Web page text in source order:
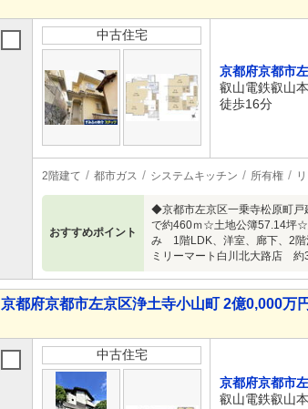
中古住宅
京都府京都市
叡山電鉄叡山
徒歩16分
2階建て 都市ガス システムキッチン 所有権
おすすめポイント
◆京都市左京区一乗寺松原町
で約460ｍ☆土地公簿57.14坪
み 1階LDK、洋室、廊下、2
ミリーマート白川北大路店
京都府京都市左京区浄土寺小山町 2億0,000万
中古住宅
京都府京都市
叡山電鉄叡山